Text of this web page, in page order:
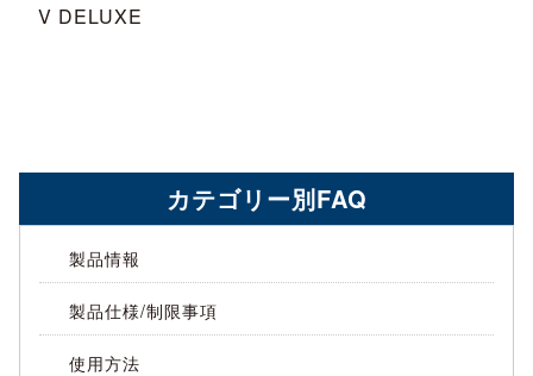
V DELUXE
カテゴリー別FAQ
製品情報
製品仕様/制限事項
使用方法